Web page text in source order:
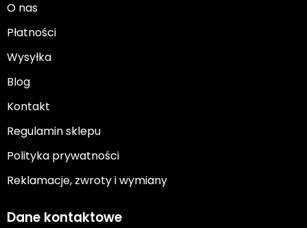
O nas
Płatności
Wysyłka
Blog
Kontakt
Regulamin sklepu
Polityka prywatności
Reklamacje, zwroty i wymiany
Dane kontaktowe